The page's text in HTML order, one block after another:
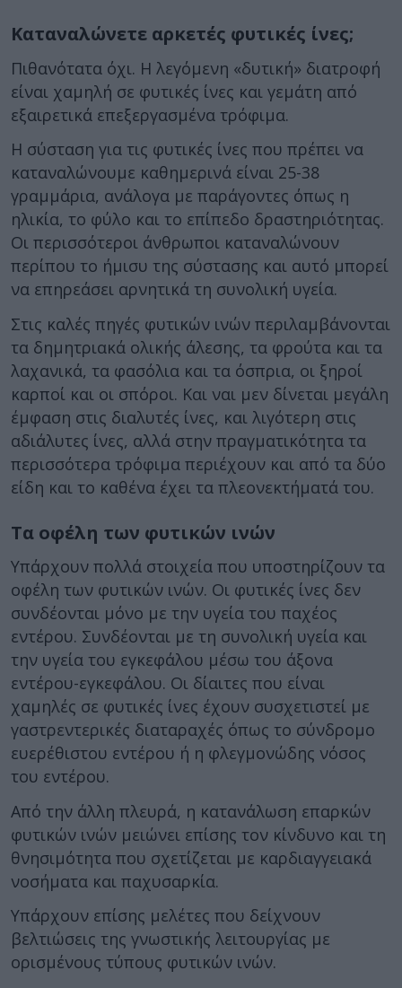
Καταναλώνετε αρκετές φυτικές ίνες;
Πιθανότατα όχι. Η λεγόμενη «δυτική» διατροφή
είναι χαμηλή σε φυτικές ίνες και γεμάτη από
εξαιρετικά επεξεργασμένα τρόφιμα.
Η σύσταση για τις φυτικές ίνες που πρέπει να
καταναλώνουμε καθημερινά είναι 25-38
γραμμάρια, ανάλογα με παράγοντες όπως η
ηλικία, το φύλο και το επίπεδο δραστηριότητας.
Οι περισσότεροι άνθρωποι καταναλώνουν
περίπου το ήμισυ της σύστασης και αυτό μπορεί
να επηρεάσει αρνητικά τη συνολική υγεία.
Στις καλές πηγές φυτικών ινών περιλαμβάνονται
τα δημητριακά ολικής άλεσης, τα φρούτα και τα
λαχανικά, τα φασόλια και τα όσπρια, οι ξηροί
καρποί και οι σπόροι. Και ναι μεν δίνεται μεγάλη
έμφαση στις διαλυτές ίνες, και λιγότερη στις
αδιάλυτες ίνες, αλλά στην πραγματικότητα τα
περισσότερα τρόφιμα περιέχουν και από τα δύο
είδη και το καθένα έχει τα πλεονεκτήματά του.
Τα οφέλη των φυτικών ινών
Υπάρχουν πολλά στοιχεία που υποστηρίζουν τα
οφέλη των φυτικών ινών. Οι φυτικές ίνες δεν
συνδέονται μόνο με την υγεία του παχέος
εντέρου. Συνδέονται με τη συνολική υγεία και
την υγεία του εγκεφάλου μέσω του άξονα
εντέρου-εγκεφάλου. Οι δίαιτες που είναι
χαμηλές σε φυτικές ίνες έχουν συσχετιστεί με
γαστρεντερικές διαταραχές όπως το σύνδρομο
ευερέθιστου εντέρου ή η φλεγμονώδης νόσος
του εντέρου.
Από την άλλη πλευρά, η κατανάλωση επαρκών
φυτικών ινών μειώνει επίσης τον κίνδυνο και τη
θνησιμότητα που σχετίζεται με καρδιαγγειακά
νοσήματα και παχυσαρκία.
Υπάρχουν επίσης μελέτες που δείχνουν
βελτιώσεις της γνωστικής λειτουργίας με
ορισμένους τύπους φυτικών ινών.